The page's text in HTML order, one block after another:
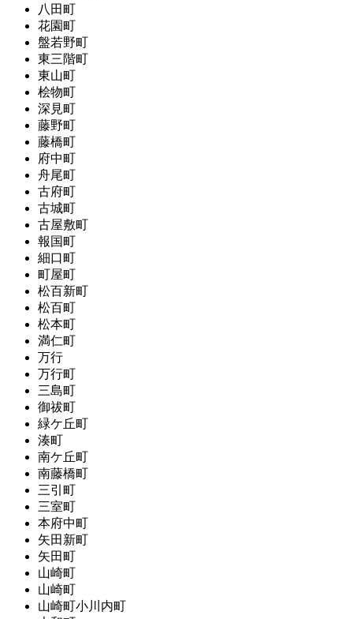
八田町
花園町
盤若野町
東三階町
東山町
桧物町
深見町
藤野町
藤橋町
府中町
舟尾町
古府町
古城町
古屋敷町
報国町
細口町
町屋町
松百新町
松百町
松本町
満仁町
万行
万行町
三島町
御祓町
緑ケ丘町
湊町
南ケ丘町
南藤橋町
三引町
三室町
本府中町
矢田新町
矢田町
山崎町
山崎町
山崎町小川内町